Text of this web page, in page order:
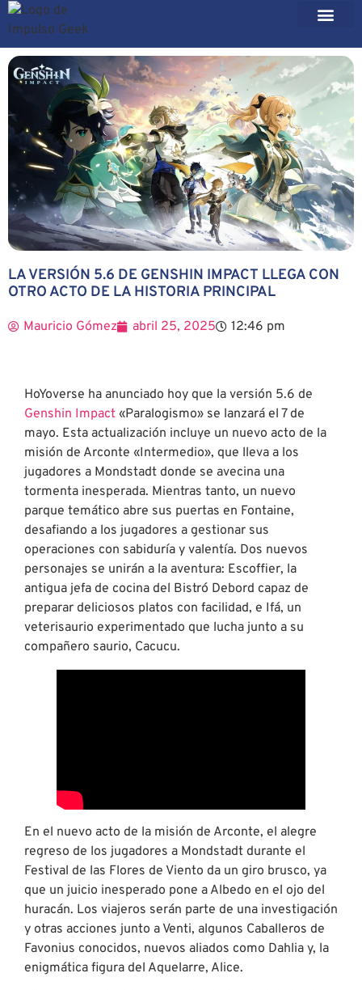
LA VERSIÓN 5.6 DE GENSHIN IMPACT LLEGA CON
OTRO ACTO DE LA HISTORIA PRINCIPAL
Mauricio Gómez abril 25, 2025 12:46 pm
HoYoverse ha anunciado hoy que la versión 5.6 de
Genshin Impact «Paralogismo» se lanzará el 7 de
mayo. Esta actualización incluye un nuevo acto de la
misión de Arconte «Intermedio», que lleva a los
jugadores a Mondstadt donde se avecina una
tormenta inesperada. Mientras tanto, un nuevo
parque temático abre sus puertas en Fontaine,
desafiando a los jugadores a gestionar sus
operaciones con sabiduría y valentía. Dos nuevos
personajes se unirán a la aventura: Escoffier, la
antigua jefa de cocina del Bistró Debord capaz de
preparar deliciosos platos con facilidad, e Ifá, un
veterisaurio experimentado que lucha junto a su
compañero saurio, Cacucu.
En el nuevo acto de la misión de Arconte, el alegre
regreso de los jugadores a Mondstadt durante el
Festival de las Flores de Viento da un giro brusco, ya
que un juicio inesperado pone a Albedo en el ojo del
huracán. Los viajeros serán parte de una investigación
y otras acciones junto a Venti, algunos Caballeros de
Favonius conocidos, nuevos aliados como Dahlia y, la
enigmática figura del Aquelarre, Alice.